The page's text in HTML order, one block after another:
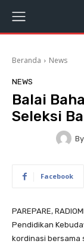
Beranda News
NEWS
Balai
Seleksi
By
Facebook
PAREPARE,
Pendidikan
kordinasi bersama